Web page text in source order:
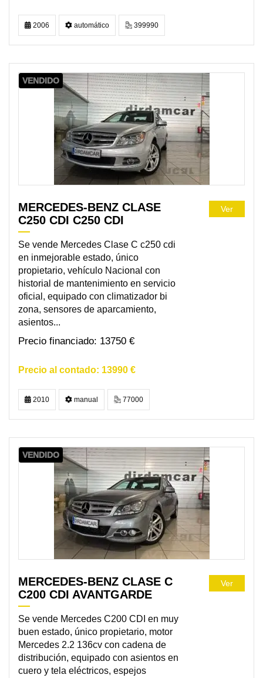
2006 automático 399990
VENDIDO
MERCEDES-BENZ CLASE
C250 CDI C250 CDI
Se vende Mercedes Clase C c250 cdi
en inmejorable estado, único
propietario, vehículo Nacional con
historial de mantenimiento en servicio
oficial, equipado con climatizador bi
zona, sensores de aparcamiento,
asientos...
13750 €
13990 €
Ver
2010 manual 77000
VENDIDO
MERCEDES-BENZ CLASE C
C200 CDI AVANTGARDE
Se vende Mercedes C200 CDI en muy
buen estado, único propietario, motor
Mercedes 2.2 136cv con cadena de
distribución, equipado con asientos en
cuero y tela eléctricos, espejos
Ver